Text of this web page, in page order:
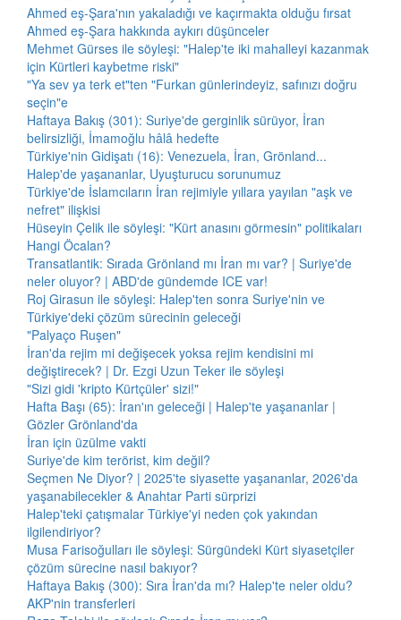
Ahmed eş-Şara'nın yakaladığı ve kaçırmakta olduğu fırsat
Ahmed eş-Şara hakkında aykırı düşünceler
Mehmet Gürses ile söyleşi: "Halep'te iki mahalleyi kazanmak
için Kürtleri kaybetme riski"
"Ya sev ya terk et"ten "Furkan günlerindeyiz, safınızı doğru
seçin"e
Haftaya Bakış (301): Suriye'de gerginlik sürüyor, İran
belirsizliği, İmamoğlu hâlâ hedefte
Türkiye'nin Gidişatı (16): Venezuela, İran, Grönland...
Halep'de yaşananlar, Uyuşturucu sorunumuz
Türkiye'de İslamcıların İran rejimiyle yıllara yayılan "aşk ve
nefret" ilişkisi
Hüseyin Çelik ile söyleşi: "Kürt anasını görmesin" politikaları
Hangi Öcalan?
Transatlantik: Sırada Grönland mı İran mı var? | Suriye'de
neler oluyor? | ABD'de gündemde ICE var!
Roj Girasun ile söyleşi: Halep'ten sonra Suriye'nin ve
Türkiye'deki çözüm sürecinin geleceği
"Palyaço Ruşen"
İran'da rejim mi değişecek yoksa rejim kendisini mi
değiştirecek? | Dr. Ezgi Uzun Teker ile söyleşi
"Sizi gidi 'kripto Kürtçüler' sizi!"
Hafta Başı (65): İran'ın geleceği | Halep'te yaşananlar |
Gözler Grönland'da
İran için üzülme vakti
Suriye'de kim terörist, kim değil?
Seçmen Ne Diyor? | 2025'te siyasette yaşananlar, 2026'da
yaşanabilecekler & Anahtar Parti sürprizi
Halep'teki çatışmalar Türkiye'yi neden çok yakından
ilgilendiriyor?
Musa Farisoğulları ile söyleşi: Sürgündeki Kürt siyasetçiler
çözüm sürecine nasıl bakıyor?
Haftaya Bakış (300): Sıra İran'da mı? Halep'te neler oldu?
AKP'nin transferleri